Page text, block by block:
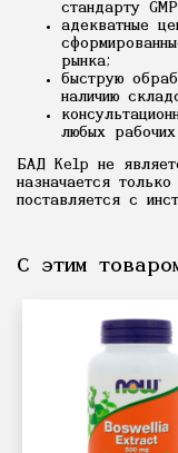
стандарту
адекватные
рынка;
быструю
наличию
любых
БАД Kelp не
назначается
поставляется с
С этим